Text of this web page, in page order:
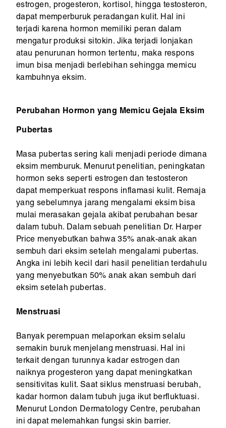
estrogen, progesteron, kortisol, hingga testosteron,
dapat memperburuk peradangan kulit. Hal ini
terjadi karena hormon memiliki peran dalam
mengatur produksi sitokin. Jika terjadi lonjakan
atau penurunan hormon tertentu, maka respons
imun bisa menjadi berlebihan sehingga memicu
kambuhnya eksim.
Perubahan Hormon yang Memicu Gejala Eksim
Pubertas
Masa pubertas sering kali menjadi periode dimana
eksim memburuk. Menurut penelitian, peningkatan
hormon seks seperti estrogen dan testosteron
dapat memperkuat respons inflamasi kulit. Remaja
yang sebelumnya jarang mengalami eksim bisa
mulai merasakan gejala akibat perubahan besar
dalam tubuh. Dalam sebuah penelitian Dr. Harper
Price menyebutkan bahwa 35% anak-anak akan
sembuh dari eksim setelah mengalami pubertas.
Angka ini lebih kecil dari hasil penelitian terdahulu
yang menyebutkan 50% anak akan sembuh dari
eksim setelah pubertas.
Menstruasi
Banyak perempuan melaporkan eksim selalu
semakin buruk menjelang menstruasi. Hal ini
terkait dengan turunnya kadar estrogen dan
naiknya progesteron yang dapat meningkatkan
sensitivitas kulit. Saat siklus menstruasi berubah,
kadar hormon dalam tubuh juga ikut berfluktuasi.
Menurut London Dermatology Centre, perubahan
ini dapat melemahkan fungsi skin barrier.